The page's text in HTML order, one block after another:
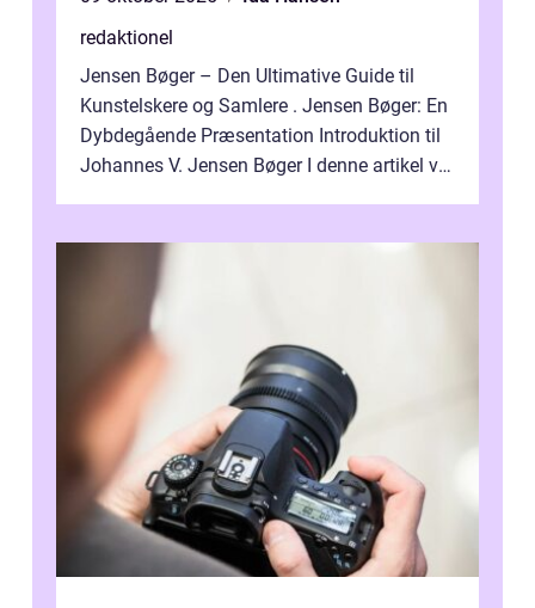
redaktionel
Jensen Bøger – Den Ultimative Guide til
Kunstelskere og Samlere . Jensen Bøger: En
Dybdegående Præsentation Introduktion til
Johannes V. Jensen Bøger I denne artikel vil